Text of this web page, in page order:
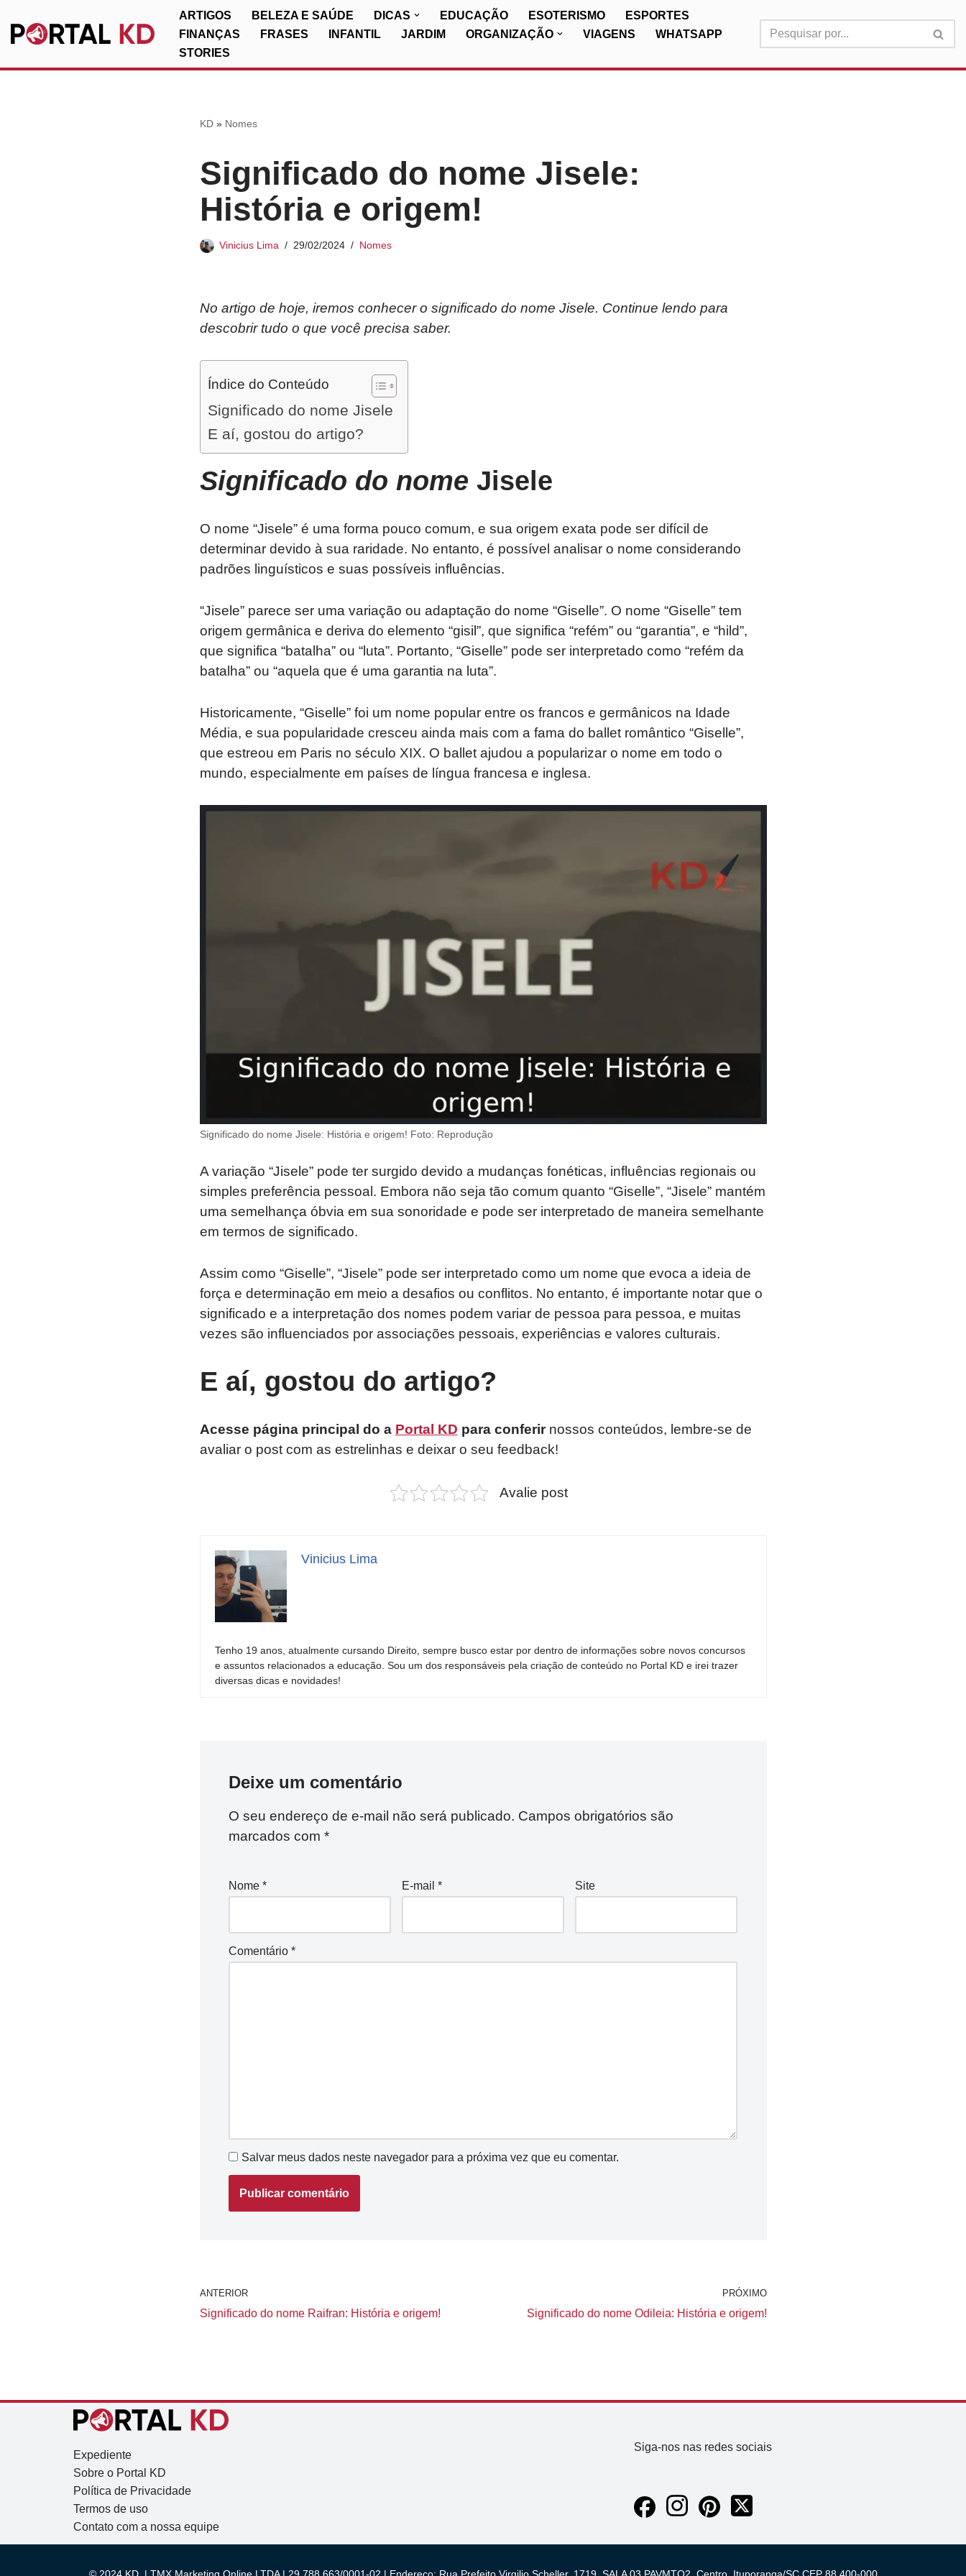
Pular
ARTIGOS BELEZA E SAÚDE DICAS EDUCAÇÃO ESOTERISMO
ESPORTES
FINANÇAS
FRASES INFANTIL JARDIM ORGANIZAÇÃO VIAGENS
WHATSAPP
STORIES
KD» Nomes
Significado do nome Jisele:
História e origem!
Vinicius Lima 29/02/2024 Nomes
No artigo de hoje, iremos conhecer o significado do nome Jisele. Continue lendo para
descobrir tudo o que você precisa saber.
Índice do Conteúdo
Significado do nome Jisele
E aí, gostou do artigo?
Significado do nome Jisele
O nome “Jisele” é uma forma pouco comum, e sua origem exata pode ser difícil de
determinar devido à sua raridade. No entanto, é possível analisar o nome considerando
padrões linguísticos e suas possíveis influências.
“Jisele” parece ser uma variação ou adaptação do nome “Giselle”. O nome “Giselle” tem
origem germânica e deriva do elemento “gisil”, que significa “refém” ou “garantia”, e “hild”,
que significa “batalha” ou “luta”. Portanto, “Giselle” pode ser interpretado como “refém da
batalha” ou “aquela que é uma garantia na luta”.
Historicamente, “Giselle” foi um nome popular entre os francos e germânicos na Idade
Média, e sua popularidade cresceu ainda mais com a fama do ballet romântico “Giselle”,
que estreou em Paris no século XIX. O ballet ajudou a popularizar o nome em todo o
mundo, especialmente em países de língua francesa e inglesa.
Significado do nome Jisele: História e origem! Foto: Reprodução
A variação “Jisele” pode ter surgido devido a mudanças fonéticas, influências regionais ou
simples preferência pessoal. Embora não seja tão comum quanto “Giselle”, “Jisele” mantém
uma semelhança óbvia em sua sonoridade e pode ser interpretado de maneira semelhante
em termos de significado.
Assim como “Giselle”, “Jisele” pode ser interpretado como um nome que evoca a ideia de
força e determinação em meio a desafios ou conflitos. No entanto, é importante notar que o
significado e a interpretação dos nomes podem variar de pessoa para pessoa, e muitas
vezes são influenciados por associações pessoais, experiências e valores culturais.
E aí, gostou do artigo?
Acesse página principal do a Portal KD para conferirnossos conteúdos, lembre-se de
avaliar o post com as estrelinhas e deixar o seu feedback!
Avalie post
Vinicius Lima
Tenho 19 anos, atualmente cursando Direito, sempre busco estar por dentro de informações sobre novos concursos
e assuntos relacionados a educação. Sou um dos responsáveis pela criação de conteúdo no Portal KD e irei trazer
diversas dicas e novidades!
Deixe um comentário
O seu endereço de e-mail não será publicado. Campos obrigatórios são
marcados com *
Nome * E-mail * Site
Comentário *
Salvar meus dados neste navegador para a próxima vez que eu comentar.
ANTERIOR
Significado do nome Raifran: História e origem!
PRÓXIMO
Significado do nome Odileia: História e origem!
Expediente
Sobre o Portal KD
Política de Privacidade
Termos de uso
Contato com a nossa equipe
Siga-nos nas redes sociais